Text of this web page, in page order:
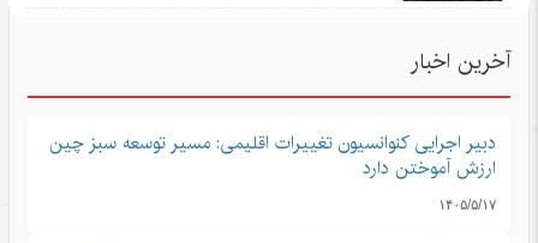
آخرین اخبار
دبیر اجرایی کنوانسیون تغییرات اقلیمی: مسیر توسعه سبز چین
ارزش آموختن دارد
۱۴۰۵/۵/۱۷